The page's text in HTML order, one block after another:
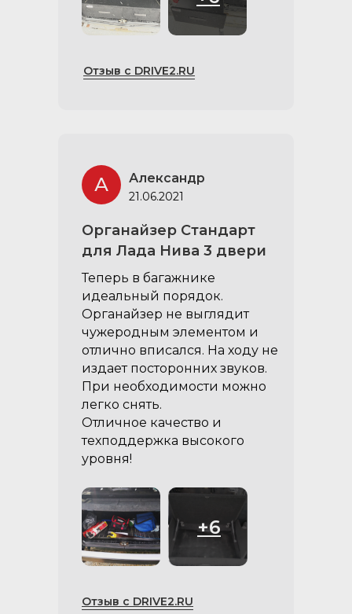
А Александр
Отзыв с DRIVE2.RU
21.06.2021
Органайзер Стандарт
для Лада Нива 3 двери
Теперь в багажнике
идеальный порядок.
Органайзер не выглядит
чужеродным элементом и
отлично вписался. На ходу не
издает посторонних звуков.
При необходимости можно
легко снять.
Отличное качество и
техподдержка высокого
уровня!
Отзыв с DRIVE2.RU
+6